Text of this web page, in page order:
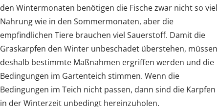
den Wintermonaten benötigen die Fische zwar nicht so viel
Nahrung wie in den Sommermonaten, aber die
empfindlichen Tiere brauchen viel Sauerstoff. Damit die
Graskarpfen den Winter unbeschadet überstehen, müssen
deshalb bestimmte Maßnahmen ergriffen werden und die
Bedingungen im Gartenteich stimmen. Wenn die
Bedingungen im Teich nicht passen, dann sind die Karpfen
in der Winterzeit unbedingt hereinzuholen.